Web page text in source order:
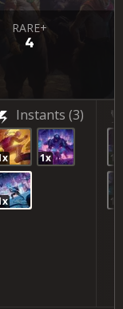
RARE+
4
Instants (3)
1x 1x
1x